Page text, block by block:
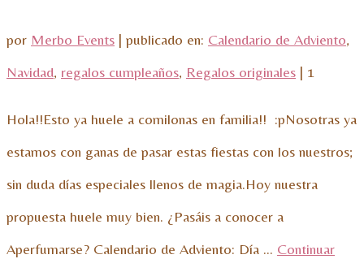
por Merbo Events | publicado en: Calendario de Adviento,
Navidad, regalos cumpleaños, Regalos originales | 1
Hola!!Esto ya huele a comilonas en familia!! :pNosotras ya
estamos con ganas de pasar estas fiestas con los nuestros;
sin duda días especiales llenos de magia.Hoy nuestra
propuesta huele muy bien. ¿Pasáis a conocer a
Aperfumarse? Calendario de Adviento: Día … Continuar